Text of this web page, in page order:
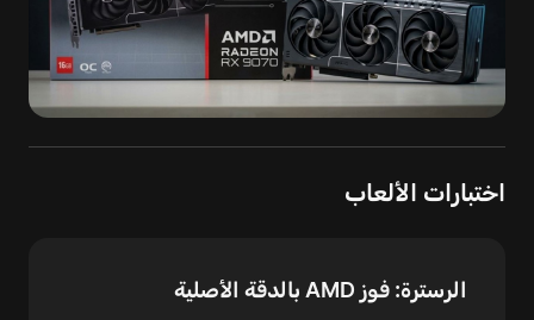
اختبارات الألعاب
الرسترة: فوز AMD بالدقة الأصلية